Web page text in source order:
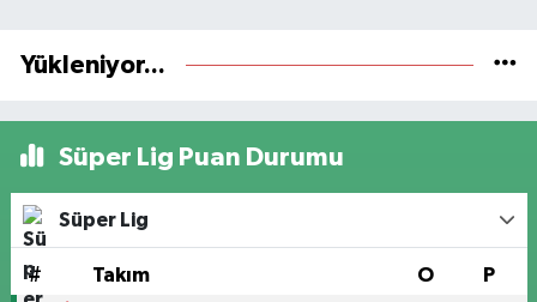
Yükleniyor...
Süper Lig Puan Durumu
Süper Lig
# Takım O P